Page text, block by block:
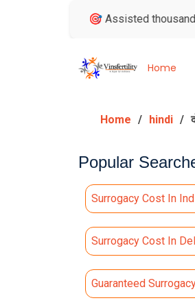
🎯 Assisted thousands of
Home
Home hindi
Popular
Surrogacy Cost In
Surrogacy Cost In
Guaranteed